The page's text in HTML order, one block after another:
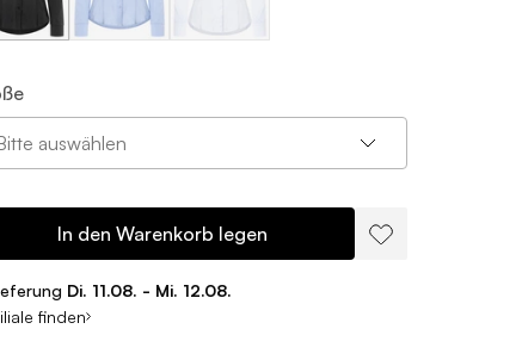
auswählen
In den Warenkorb legen
Di. 11.08. - Mi. 12.08.
finden